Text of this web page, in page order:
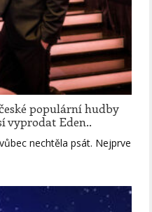
populární hudby
vyprodat Eden..
nechtěla psát. Nejprve